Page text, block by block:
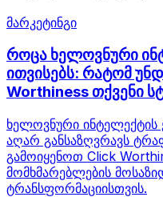
მარკეტინგი
როცა ხელოვნური
ითვისებს: რატომ
Worthiness თქვენი
ხელოვნური ინტელექტის
აღარ განსაზღვრავს
გამოიყენოთ Click
მომხმარებლების
ტრანსფორმაციისთვის.